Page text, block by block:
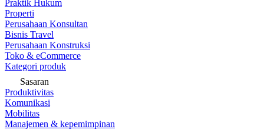
Praktik Hukum
Properti
Perusahaan Konsultan
Bisnis Travel
Perusahaan Konstruksi
Toko & eCommerce
Kategori produk
Sasaran
Produktivitas
Komunikasi
Mobilitas
Manajemen & kepemimpinan